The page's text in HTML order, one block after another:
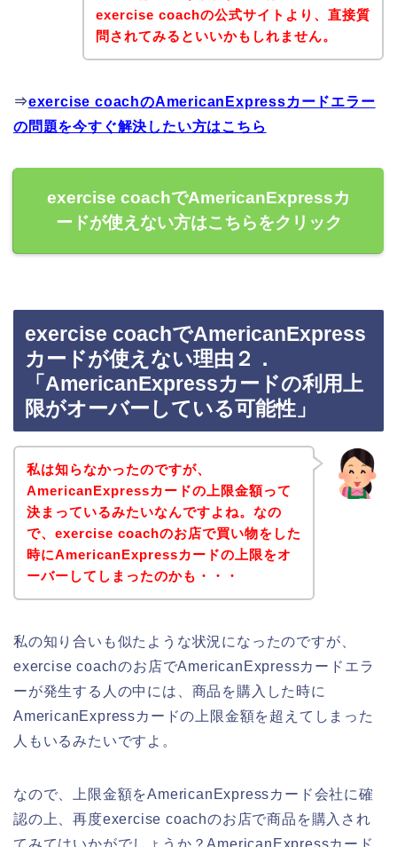
exercise coachの公式サイトより、直接質
問されてみるといいかもしれません。
⇒exercise coachのAmericanExpressカードエラー
の問題を今すぐ解決したい方はこちら
exercise coachでAmericanExpressカ
ードが使えない方はこちらをクリック
exercise coachでAmericanExpress
カードが使えない理由２．
「AmericanExpressカードの利用上
限がオーバーしている可能性」
私は知らなかったのですが、
AmericanExpressカードの上限金額って
決まっているみたいなんですよね。なの
で、exercise coachのお店で買い物をした
時にAmericanExpressカードの上限をオ
ーバーしてしまったのかも・・・
私の知り合いも似たような状況になったのですが、
exercise coachのお店でAmericanExpressカードエラ
ーが発生する人の中には、商品を購入した時に
AmericanExpressカードの上限金額を超えてしまった
人もいるみたいですよ。
なので、上限金額をAmericanExpressカード会社に確
認の上、再度exercise coachのお店で商品を購入され
てみてはいかがでしょうか？AmericanExpressカード